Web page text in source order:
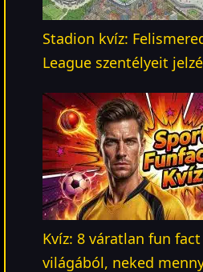
Stadion kvíz:
League szentélyeit
Kvíz: 8 váratlan fun
világából, neked